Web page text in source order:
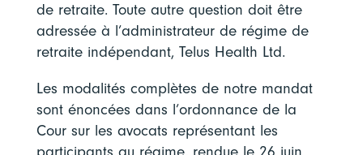
de retraite. Toute autre question doit être
adressée à l’administrateur de régime de
retraite indépendant, Telus Health Ltd.
Les modalités complètes de notre mandat
sont énoncées dans l’ordonnance de la
Cour sur les avocats représentant les